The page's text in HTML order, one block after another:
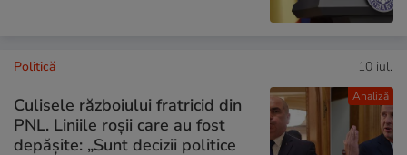
Analiză
Politică 10 iul.
Culisele războiului fratricid din
PNL. Liniile roșii care au fost
depășite: „Sunt decizii politice